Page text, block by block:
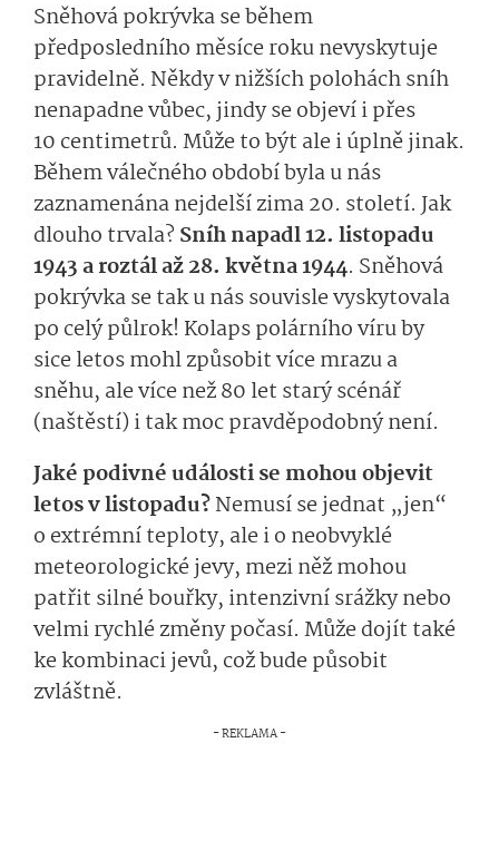
Sněhová pokrývka se během
předposledního měsíce roku nevyskytuje
pravidelně. Někdy v nižších polohách sníh
nenapadne vůbec, jindy se objeví i přes
10 centimetrů. Může to být ale i úplně jinak.
Během válečného období byla u nás
zaznamenána nejdelší zima 20. století. Jak
dlouho trvala? Sníh napadl 12. listopadu
1943 a roztál až 28. května 1944. Sněhová
pokrývka se tak u nás souvisle vyskytovala
po celý půlrok! Kolaps polárního víru by
sice letos mohl způsobit více mrazu a
sněhu, ale více než 80 let starý scénář
(naštěstí) i tak moc pravděpodobný není.
Jaké podivné události se mohou objevit
letos v listopadu?Nemusí se jednat „jen“
o extrémní teploty, ale i o neobvyklé
meteorologické jevy, mezi něž mohou
patřit silné bouřky, intenzivní srážky nebo
velmi rychlé změny počasí. Může dojít také
ke kombinaci jevů, což bude působit
zvláštně.